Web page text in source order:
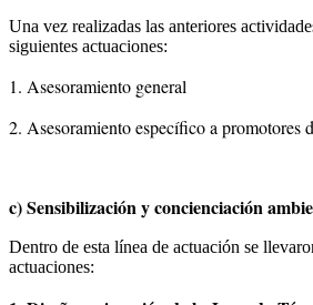
Una vez realizadas las anteriores
siguientes actuaciones:
1. Asesoramiento general
2. Asesoramiento específico a promotores
c) Sensibilización y concienciación
Dentro de esta línea de actuación se
actuaciones: